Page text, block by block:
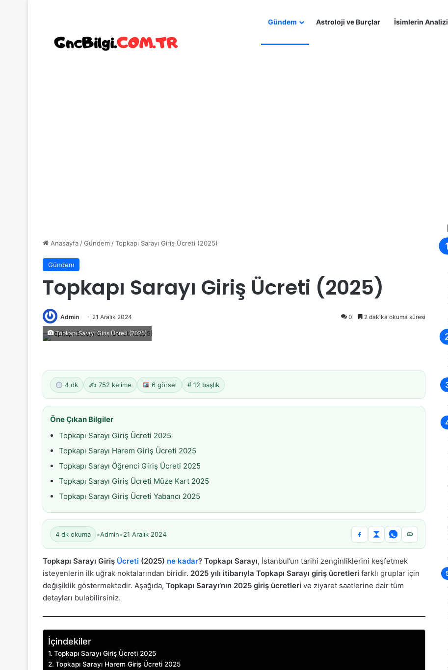
Gündem Astroloji ve Burçlar İsimlerin Analizi
Anasayfa /Gündem /Topkapı Sarayı Giriş Ücreti (2025)
Gündem
Topkapı Sarayı Giriş Ücreti (2025)
Admin 21 Aralık 2024 0 2 dakika okuma süresi
Topkapı Sarayı Giriş Ücreti (2025)
4 dk ✍️ 752 kelime 6 görsel # 12 başlık
Öne Çıkan Bilgiler
Topkapı Sarayı Giriş Ücreti 2025
Topkapı Sarayı Harem Giriş Ücreti 2025
Topkapı Sarayı Öğrenci Giriş Ücreti 2025
Topkapı Sarayı Giriş Ücreti Müze Kart 2025
Topkapı Sarayı Giriş Ücreti Yabancı 2025
4 dk okuma •Admin•21 Aralık 2024
Topkapı Sarayı Giriş Ücreti (2025) ne kadar? Topkapı Sarayı, İstanbul’un tarihi zenginliklerini keşfetmek
isteyenlerin ilk uğrak noktalarından biridir. 2025 yılı itibarıyla Topkapı Sarayı giriş ücretleri farklı gruplar için
değişiklik göstermektedir. Aşağıda, Topkapı Sarayı’nın 2025 giriş ücretleri ve ziyaret saatlerine dair tüm
detayları bulabilirsiniz.
İçindekiler
Topkapı Sarayı Giriş Ücreti 2025
Topkapı Sarayı Harem Giriş Ücreti 2025